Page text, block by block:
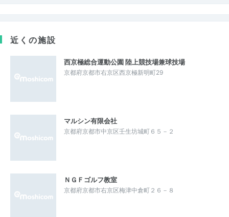
近くの施設
西京極総合運動公園 陸上競技場兼球技場
京都府京都市右京区西京極新明町29
マルシン有限会社
京都府京都市中京区壬生坊城町６５－２
ＮＧＦゴルフ教室
京都府京都市右京区梅津中倉町２６－８